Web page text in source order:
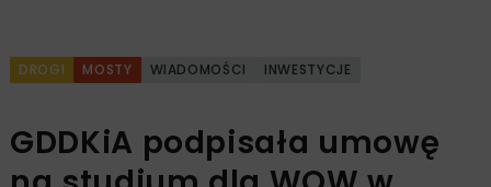
DROGI MOSTY WIADOMOŚCI INWESTYCJE
GDDKiA podpisała umowę